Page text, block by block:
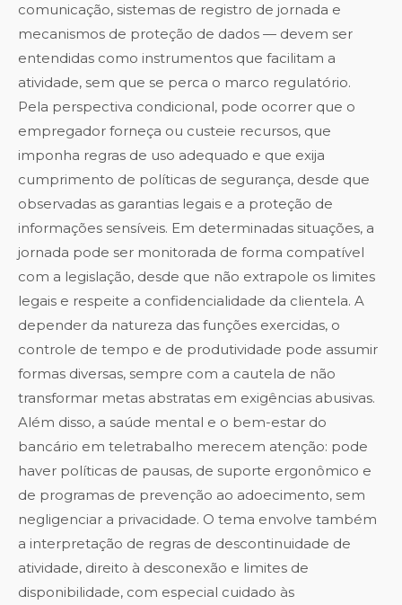
comunicação, sistemas de registro de jornada e
mecanismos de proteção de dados — devem ser
entendidas como instrumentos que facilitam a
atividade, sem que se perca o marco regulatório.
Pela perspectiva condicional, pode ocorrer que o
empregador forneça ou custeie recursos, que
imponha regras de uso adequado e que exija
cumprimento de políticas de segurança, desde que
observadas as garantias legais e a proteção de
informações sensíveis. Em determinadas situações, a
jornada pode ser monitorada de forma compatível
com a legislação, desde que não extrapole os limites
legais e respeite a confidencialidade da clientela. A
depender da natureza das funções exercidas, o
controle de tempo e de produtividade pode assumir
formas diversas, sempre com a cautela de não
transformar metas abstratas em exigências abusivas.
Além disso, a saúde mental e o bem-estar do
bancário em teletrabalho merecem atenção: pode
haver políticas de pausas, de suporte ergonômico e
de programas de prevenção ao adoecimento, sem
negligenciar a privacidade. O tema envolve também
a interpretação de regras de descontinuidade de
atividade, direito à desconexão e limites de
disponibilidade, com especial cuidado às